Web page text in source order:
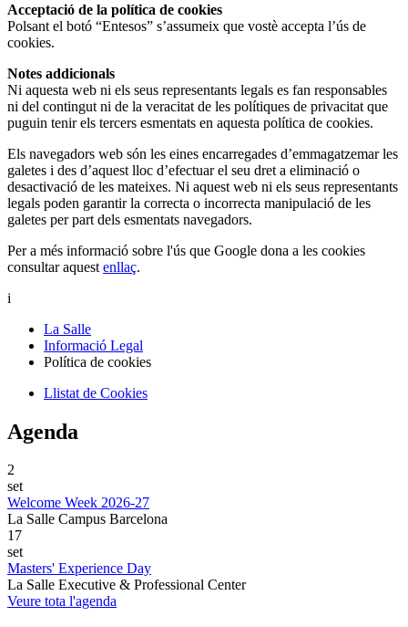
Acceptació de la política de cookies
Polsant el botó “Entesos” s’assumeix que vostè accepta l’ús de
cookies.
Notes addicionals
Ni aquesta web ni els seus representants legals es fan responsables
ni del contingut ni de la veracitat de les polítiques de privacitat que
puguin tenir els tercers esmentats en aquesta política de cookies.
Els navegadors web són les eines encarregades d’emmagatzemar les
galetes i des d’aquest lloc d’efectuar el seu dret a eliminació o
desactivació de les mateixes. Ni aquest web ni els seus representants
legals poden garantir la correcta o incorrecta manipulació de les
galetes per part dels esmentats navegadors.
Per a més informació sobre l'ús que Google dona a les cookies
consultar aquest enllaç.
i
La Salle
Informació Legal
Política de cookies
Llistat de Cookies
Agenda
2
set
Welcome Week 2026-27
La Salle Campus Barcelona
17
set
Masters' Experience Day
La Salle Executive & Professional Center
Veure tota l'agenda